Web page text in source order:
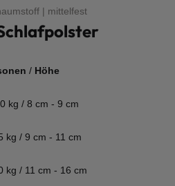
| mittelfest
/ Höhe
kg / 8 cm - 9 cm
kg / 9 cm - 11 cm
kg / 11 cm - 16 cm